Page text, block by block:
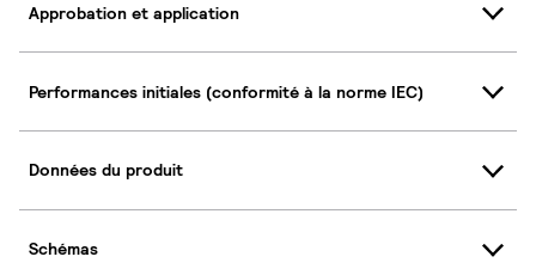
Approbation et application
Performances initiales (conformité à la norme IEC)
Données du produit
Schémas